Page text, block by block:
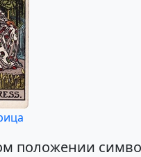
положении